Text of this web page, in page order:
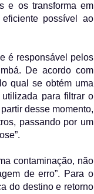
e os transforma em
possível ao
é responsável pelos
De acordo com
qual se obtém uma
para filtrar o
desse momento,
passando por um
contaminação, não
de erro”. Para o
do destino e retorno